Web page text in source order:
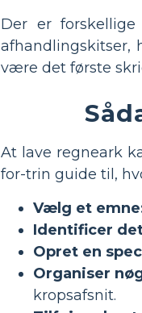
Der er forskellige
afhandlingskitser,
være det første
At lave regneark
for-trin guide til,
Vælg et
Identificer
Opret en
Organiser
kropsafsnit.